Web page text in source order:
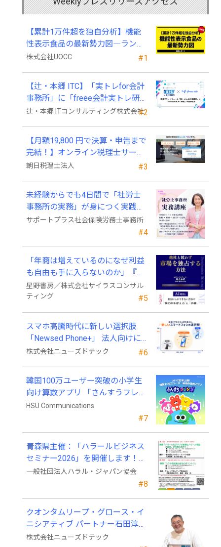
#1
【累計1万件超を独自分析】機能
性表示食品の最新勢力図―ランキ
ングと2025年4月以降の変化
株式会社UOCC
#2
【辻・本郷 ITC】「実トレfor会計
事務所」に「freee会計実トレ研
修」を新規追加
辻・本郷 ITコンサルティング株式会社
#3
【月額19,800 円で決算・申告まで
完結！】オンライン税理士サービ
ス「Wiz サポ」
朝日税理士法人
#4
未経験からでも4日間で「社労士
事務所の実務」が身につく実践講
座、2026年9月開講
サポートプラス社会保険労務士事務所
#5
「年商は増えているのになぜ利益
も自由も手に入らないのか」『他
社と競わず 市場を独占する方法』
発売
星野書房／株式会社サイラスコンサル
ティング
#6
スマホ高騰時代に新しい選択肢
「Newsed Phone+」 法人向けに7
月23日から販売開始
株式会社ニューズドテック
#7
韓国100万ユーザー突破の小学生
向け算数アプリ 「さんすうフレン
ズ」、ついに日本上陸!
HSU Communications
#8
青森県主催：「ハラールビジネス
セミナー2026」を開催します！
（参加費無料）
一般社団法人ハラル・ジャパン協会
クオンタムリープ・グロース・イ
ニシアティブ パートナー石田淳也
氏がニューズドテックの戦略顧問
株式会社ニューズドテック